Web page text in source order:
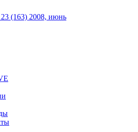
(163) 2008, июнь